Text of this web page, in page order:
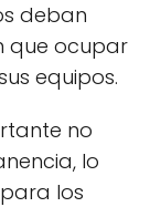
deban
que ocupar
equipos.
no
lo
los